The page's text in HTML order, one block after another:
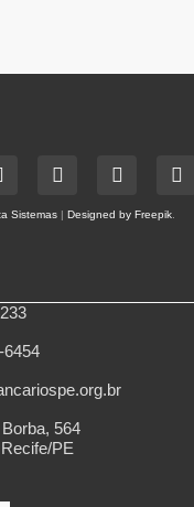
Sistemas | Designed by Freepik
6454
564
PE